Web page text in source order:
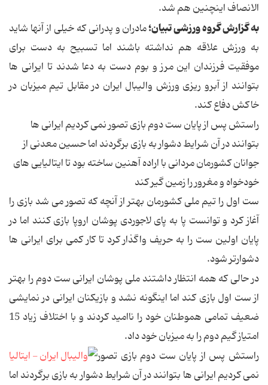
الانصاف اینچنین هم شد.
به گزارش گروه ورزشی تبیان؛مادران و پدرانی که خیلی از آنها شاید
به ورزش علاقه هم نداشته باشند اما تسبیح به دست برای
موفقیت فرزندان این مرز و بوم دست به دعا شدند تا ایرانی ها
بتوانند از آبرو ریزی ورزش والیبال ایران در مقابل تیم میزبان در
خاکش دفاع کند.
راستش پس از پایان ست دوم بازی تصور نمی کردیم ایرانی ها
بتوانند در آن شرایط دشوار به بازی برگردند اما حسین معدنی از
جوانان کشورمان مردانی با اراده آهنین ساخته بود تا ایتالیایی های
خودخواه و مغرور را زمین گیر کند
ست اول را تیم ملی کشورمان بهتر از آنچه که تصور می شد بازی را
آغاز کرد و توانست پا به پای لاجوردی پوشان اروپا بازی کنند اما در
پایان اولین ست را به حریف واگذار کرد تا کار کمی برای ایرانی ها
دشوارتر شود.
در حالی که همه انتظار داشتند ملی پوشان ایرانی ست دوم را بهتر
از ست اول بازی کند اما اینگونه نشد و بازیکنان ایرانی در نمایشی
ضعیف تمامی هموطنان خود را ناامید کردند و با اختلاف زیاد 15
امتیاز گیم دوم را به میزبان خود داد.
راستش پس از پایان ست دوم بازی تصور
نمی کردیم ایرانی ها بتوانند در آن شرایط دشوار به بازی برگردند اما